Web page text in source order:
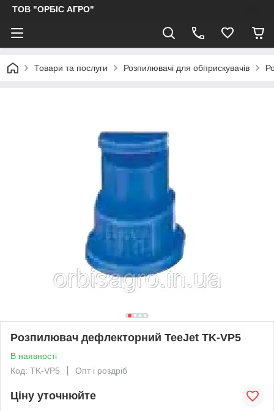
ТОВ "ОРБІС АГРО"
Товари та послуги Розпилювачі для обприскувачів
Розпилювач дефлекторний TeeJet TK-VP5
В наявності
Код: TK-VP5
Опт і роздріб
Ціну уточнюйте